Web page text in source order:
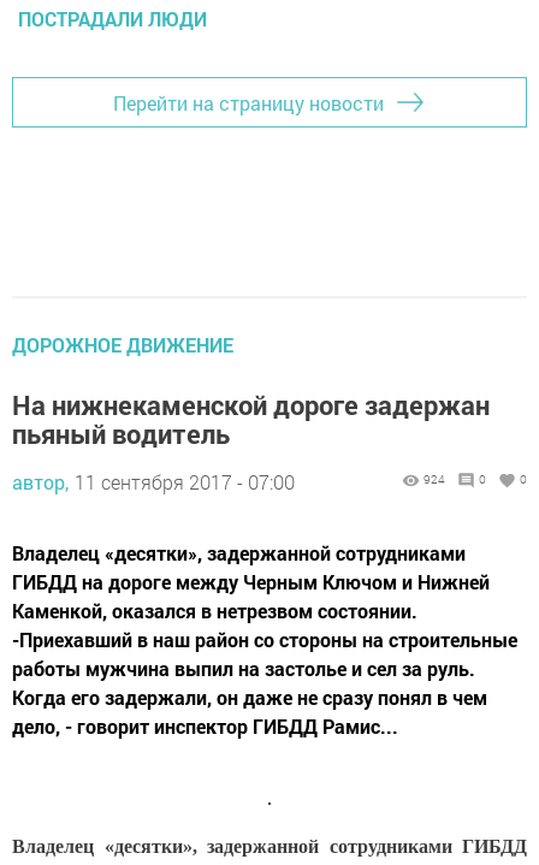
ПОСТРАДАЛИ ЛЮДИ
Перейти на страницу новости
ДОРОЖНОЕ ДВИЖЕНИЕ
На нижнекаменской дороге задержан
пьяный водитель
автор, 11 сентября 2017 - 07:00 924 0 0
Владелец «десятки», задержанной сотрудниками
ГИБДД на дороге между Черным Ключом и Нижней
Каменкой, оказался в нетрезвом состоянии.
-Приехавший в наш район со стороны на строительные
работы мужчина выпил на застолье и сел за руль.
Когда его задержали, он даже не сразу понял в чем
дело, - говорит инспектор ГИБДД Рамис...
Владелец «десятки», задержанной сотрудниками ГИБДД